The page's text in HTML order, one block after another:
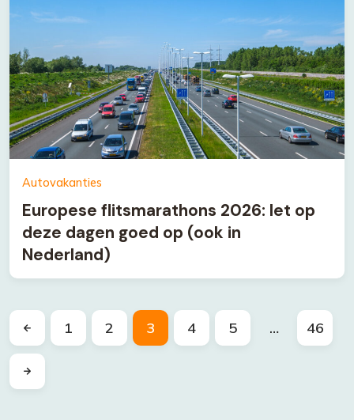
Autovakanties
Europese flitsmarathons 2026: let op
deze dagen goed op (ook in
Nederland)
1 2 3 4 5 … 46